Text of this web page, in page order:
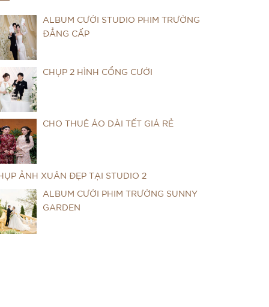
ALBUM CƯỚI STUDIO PHIM TRƯỜNG
ĐẲNG CẤP
CHỤP 2 HÌNH CỔNG CƯỚI
CHO THUÊ ÁO DÀI TẾT GIÁ RẺ
ẢNH XUÂN ĐẸP TẠI STUDIO 2
ALBUM CƯỚI PHIM TRƯỜNG SUNNY
GARDEN